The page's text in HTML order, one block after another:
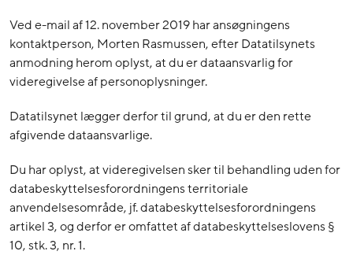
Ved e-mail af 12. november 2019 har ansøgningens
kontaktperson, Morten Rasmussen, efter Datatilsynets
anmodning herom oplyst, at du er dataansvarlig for
videregivelse af personoplysninger.
Datatilsynet lægger derfor til grund, at du er den rette
afgivende dataansvarlige.
Du har oplyst, at videregivelsen sker til behandling uden for
databeskyttelsesforordningens territoriale
anvendelsesområde, jf. databeskyttelsesforordningens
artikel 3, og derfor er omfattet af databeskyttelseslovens §
10, stk. 3, nr. 1.